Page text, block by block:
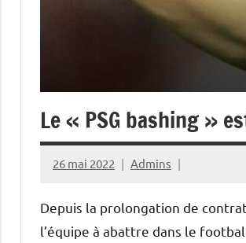
Le « PSG bashing »
26 mai 2022 Admins
Depuis la prolongation de
l’équipe à abattre dans le